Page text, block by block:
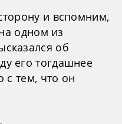
и вспомним,
одном из
об
его тогдашнее
с тем, что он